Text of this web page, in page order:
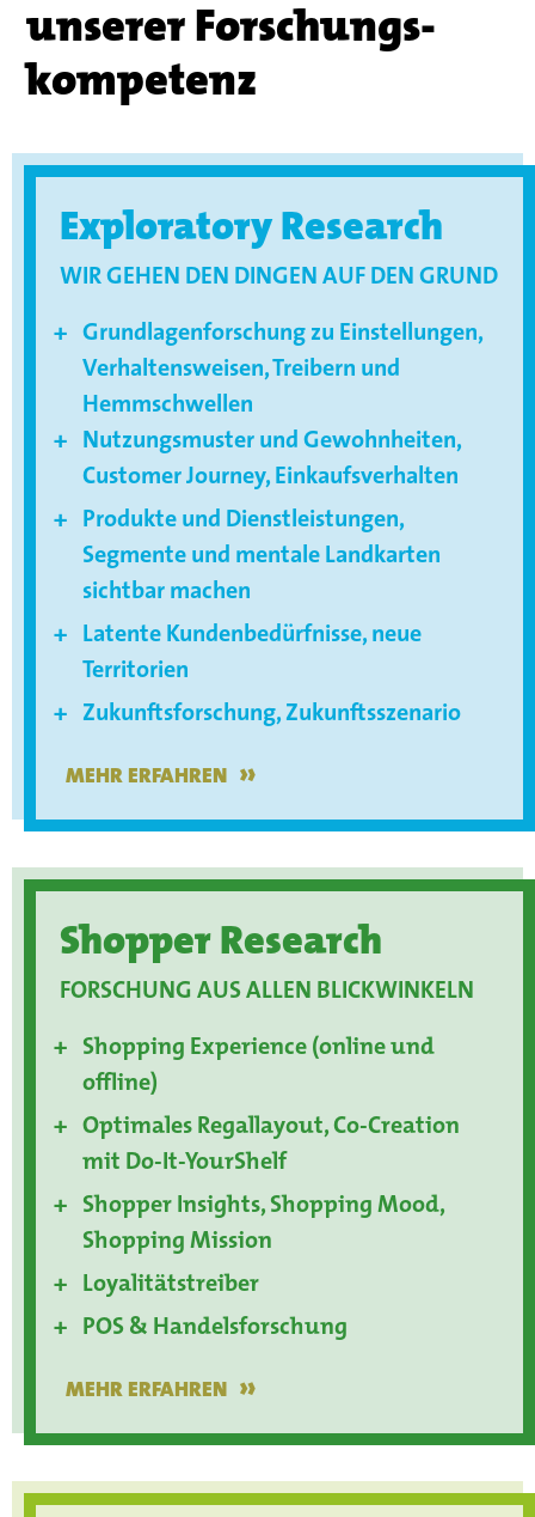
unserer Forschungs­
kompetenz
Exploratory Research
WIR GEHEN DEN DINGEN AUF DEN GRUND
Grundlagenforschung zu Einstellungen,
Verhaltensweisen, Treibern und
Hemmschwellen
Nutzungsmuster und Gewohnheiten,
Customer Journey, Einkaufsverhalten
Produkte und Dienstleistungen,
Segmente und mentale Landkarten
sichtbar machen
Latente Kundenbedürfnisse, neue
Territorien
Zukunftsforschung, Zukunftsszenario
MEHR ERFAHREN »
Shopper Research
FORSCHUNG AUS ALLEN BLICKWINKELN
Shopping Experience (online und
offline)
Optimales Regallayout, Co-Creation
mit Do-It-YourShelf
Shopper Insights, Shopping Mood,
Shopping Mission
Loyalitätstreiber
POS & Handelsforschung
MEHR ERFAHREN »